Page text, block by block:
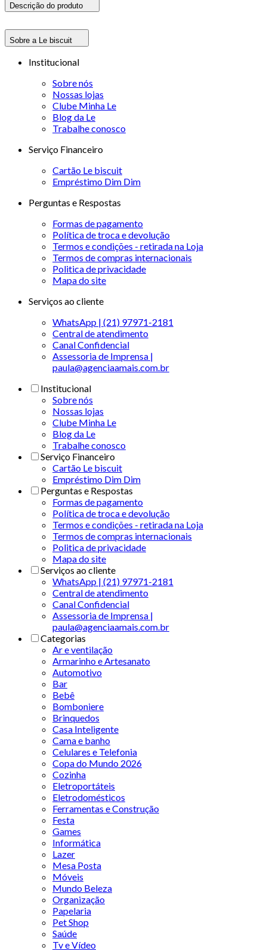
Descrição do produto
Sobre a Le biscuit
Institucional
Sobre nós
Nossas lojas
Clube Minha Le
Blog da Le
Trabalhe conosco
Serviço Financeiro
Cartão Le biscuit
Empréstimo Dim Dim
Perguntas e Respostas
Formas de pagamento
Política de troca e devolução
Termos e condições - retirada na Loja
Termos de compras internacionais
Politica de privacidade
Mapa do site
Serviços ao cliente
WhatsApp | (21) 97971-2181
Central de atendimento
Canal Confidencial
Assessoria de Imprensa |
paula@agenciaamais.com.br
Institucional
Sobre nós
Nossas lojas
Clube Minha Le
Blog da Le
Trabalhe conosco
Serviço Financeiro
Cartão Le biscuit
Empréstimo Dim Dim
Perguntas e Respostas
Formas de pagamento
Política de troca e devolução
Termos e condições - retirada na Loja
Termos de compras internacionais
Politica de privacidade
Mapa do site
Serviços ao cliente
WhatsApp | (21) 97971-2181
Central de atendimento
Canal Confidencial
Assessoria de Imprensa |
paula@agenciaamais.com.br
Categorias
Ar e ventilação
Armarinho e Artesanato
Automotivo
Bar
Bebê
Bomboniere
Brinquedos
Casa Inteligente
Cama e banho
Celulares e Telefonia
Copa do Mundo 2026
Cozinha
Eletroportáteis
Eletrodomésticos
Ferramentas e Construção
Festa
Games
Informática
Lazer
Mesa Posta
Móveis
Mundo Beleza
Organização
Papelaria
Pet Shop
Saúde
Tv e Vídeo